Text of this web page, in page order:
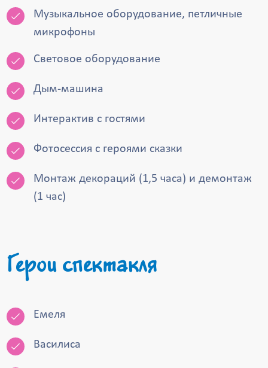
Музыкальное оборудование, петличные
микрофоны
Световое оборудование
Дым-машина
Интерактив с гостями
Фотосессия с героями сказки
Монтаж декораций (1,5 часа) и демонтаж
(1 час)
Герои спектакля
Емеля
Василиса